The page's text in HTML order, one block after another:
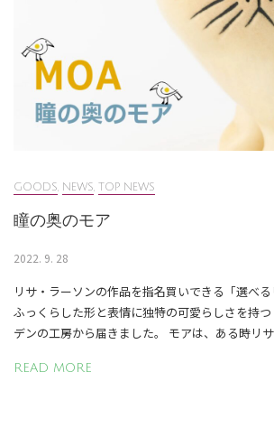
GOODS NEWS TOP NEWS
瞳の奥のモア
2022. 9. 28
リサ・ラーソンの作品を指名買いできる「選べる
ふっくらした形と表情に独特の可愛らしさを持
デンの工房から届きました。 モアは、ある時リ
READ MORE